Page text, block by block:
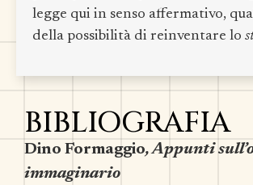
legge qui in senso affermativo,
della possibilità di reinventare lo
BIBLIOGRAFIA
Dino Formaggio, Appunti
immaginario